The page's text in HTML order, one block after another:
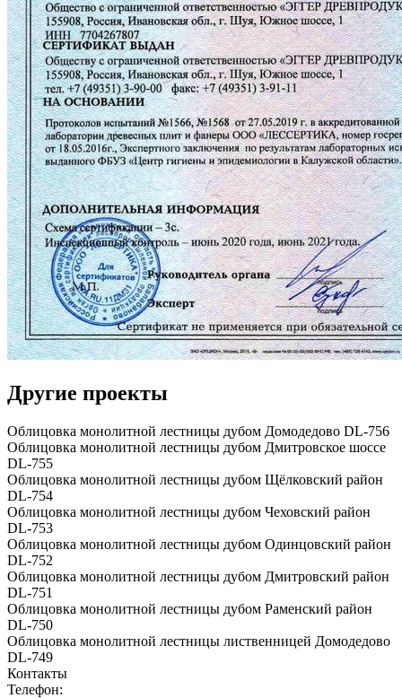
Другие проекты
Облицовка монолитной лестницы дубом Домодедово DL-756
Облицовка монолитной лестницы дубом Дмитровское шоссе
DL-755
Облицовка монолитной лестницы дубом Щёлковский район
DL-754
Облицовка монолитной лестницы дубом Чеховский район
DL-753
Облицовка монолитной лестницы дубом Одинцовский район
DL-752
Облицовка монолитной лестницы дубом Дмитровский район
DL-751
Облицовка монолитной лестницы дубом Раменский район
DL-750
Облицовка монолитной лестницы лиственницей Домодедово
DL-749
Контакты
Телефон: